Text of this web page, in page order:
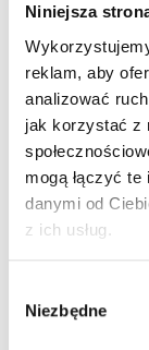
Niniejsza
reklam, aby
analizować
jak korzystać z
mogą łączyć
danymi od
z ich usług.
zgody
Niezbędne
Name: *
Email: *
Company: